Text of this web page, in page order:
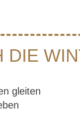
DIE
gleiten